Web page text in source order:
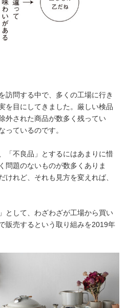
訪問する中で、多くの工場に行き
を目にしてきました。厳しい検品
外された商品が数多く残ってい
っているのです。
「不良品」とするにはあまりに惜
問題のないものが数多くありま
けれど、それも見方を変えれば、
として、わざわざが工場から買い
販売するという取り組みを2019年